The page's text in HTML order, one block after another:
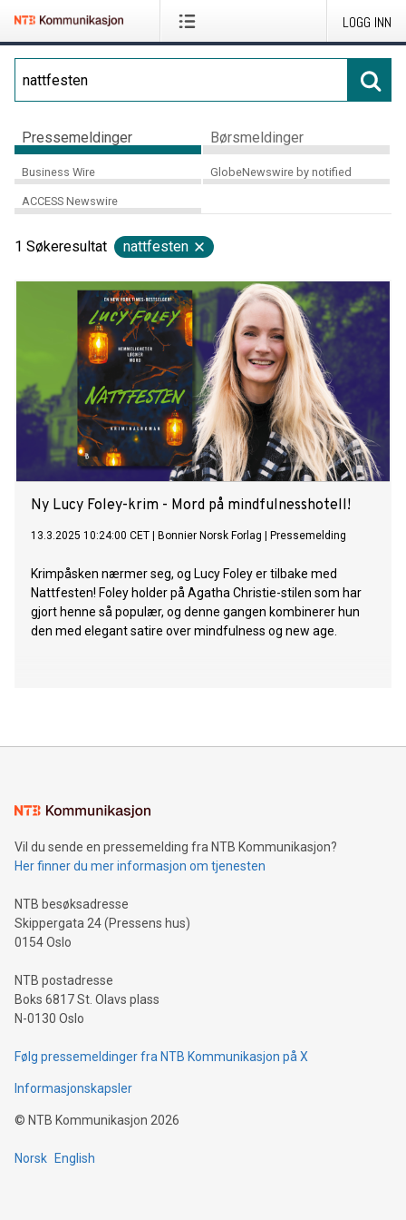
LOGG INN
Pressemeldinger Børsmeldinger
Business Wire GlobeNewswire by notified
ACCESS Newswire
1 Søkeresultat nattfesten
Ny Lucy Foley-krim - Mord på mindfulnesshotell!
13.3.2025 10:24:00 CET Bonnier Norsk Forlag Pressemelding
Krimpåsken nærmer seg, og Lucy Foley er tilbake med
Nattfesten! Foley holder på Agatha Christie-stilen som har
gjort henne så populær, og denne gangen kombinerer hun
den med elegant satire over mindfulness og new age.
Vil du sende en pressemelding fra NTB Kommunikasjon?
Her finner du mer informasjon om tjenesten
NTB besøksadresse
Skippergata 24 (Pressens hus)
0154 Oslo
NTB postadresse
Boks 6817 St. Olavs plass
N-0130 Oslo
Følg pressemeldinger fra NTB Kommunikasjon på X
Informasjonskapsler
© NTB Kommunikasjon 2026
Norsk English